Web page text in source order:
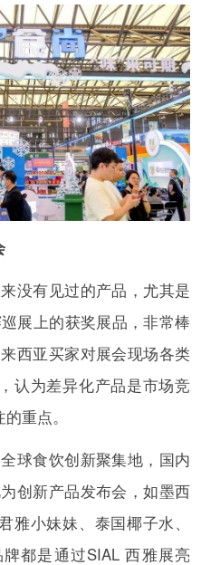
没有见过的产品，尤其是
展上的获奖展品，非常棒
西亚买家对展会现场各类
认为差异化产品是市场竞
重点。
球食饮创新聚集地，国内
创新产品发布会，如墨西
雅小妹妹、泰国椰子水、
都是通过SIAL 西雅展亮